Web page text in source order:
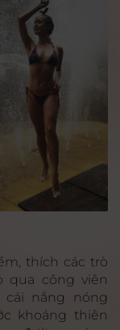
thích các trò
qua công viên
cái nắng nóng
khoáng thiên